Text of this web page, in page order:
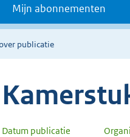
Mijn abonnementen
publicatie
Datum publicatie